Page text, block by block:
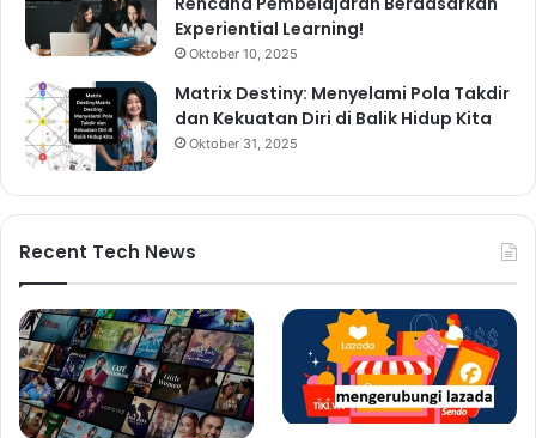
Experiential Learning!
Oktober 10, 2025
Matrix Destiny: Menyelami Pola Takdir
dan Kekuatan Diri di Balik Hidup Kita
Oktober 31, 2025
Recent Tech News